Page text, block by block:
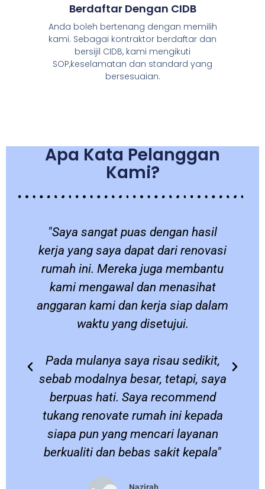
Berdaftar Dengan CIDB
Anda boleh bertenang dengan memilih
kami. Sebagai kontraktor berdaftar dan
bersijil CIDB, kami mengikuti
SOP,keselamatan dan standard yang
bersesuaian.
Apa Kata Pelanggan
Kami?
"Saya sangat puas dengan hasil
kerja yang saya dapat dari renovasi
rumah ini. Mereka juga membantu
kami mengawal dan menasihat
anggaran kami dan kerja siap dalam
waktu yang disetujui.
Pada mulanya saya risau sedikit,
sebab modalnya besar, tetapi, saya
berpuas hati. Saya recommend
tukang renovate rumah ini kepada
siapa pun yang mencari layanan
berkualiti dan bebas sakit kepala"